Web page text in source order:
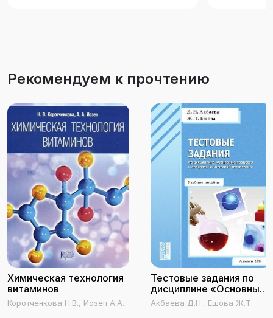
Рекомендуем к прочтению
Химическая технология
витаминов
Коротченкова Н.В., Иозеп А.А.
Тестовые задания по
дисциплине «Основные
процессы и аппараты
химической технологии»
Акбаева Д.Н., Ешова Ж.Т.